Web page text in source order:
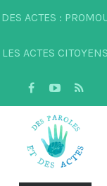
ACTES :
LES ACTES CITOYENS